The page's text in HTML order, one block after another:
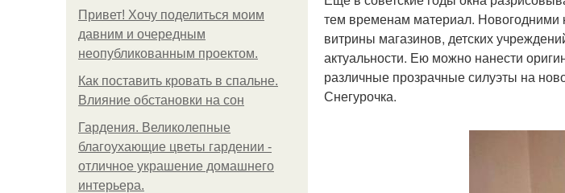
Привет! Хочу поделиться моим
давним и очередным
неопубликованным проектом.
Как поставить кровать в спальне.
Влияние обстановки на сон
Гардения. Великолепные
благоухающие цветы гардении -
отличное украшение домашнего
интерьера.
тем временам материал. Новогодними
витрины магазинов, детских
актуальности. Ею можно нанести
различные прозрачные силуэты на
Снегурочка.